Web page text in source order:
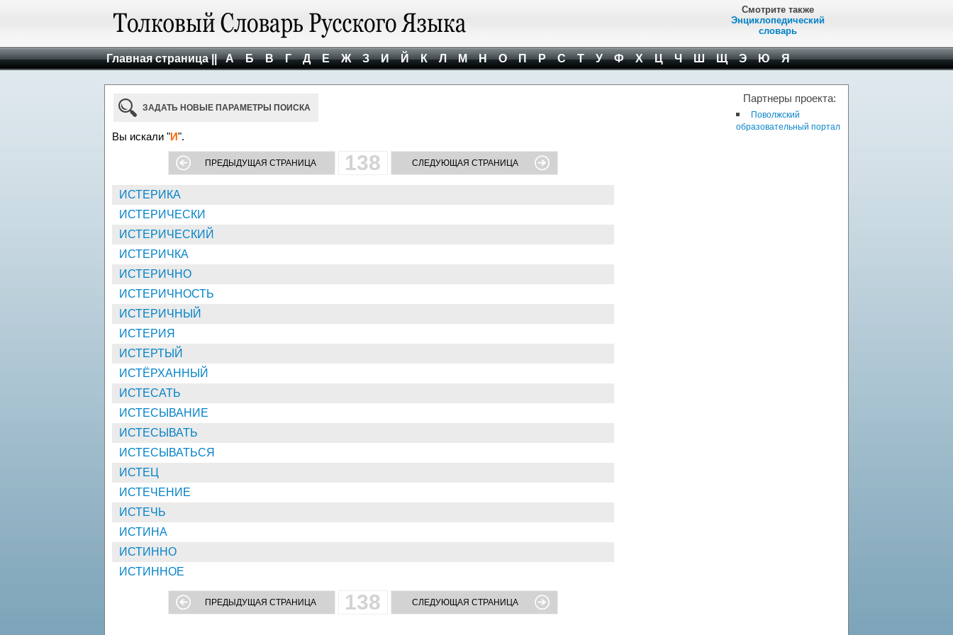
Смотрите также
Энциклопедический
словарь
Главная страница || А Б В Г Д Е Ж З И Й К Л М Н О П Р С Т У Ф Х Ц Ч Ш Щ Э Ю Я
ЗАДАТЬ НОВЫЕ ПАРАМЕТРЫ ПОИСКА
Вы искали "И".
ПРЕДЫДУЩАЯ СТРАНИЦА 138 СЛЕДУЮЩАЯ СТРАНИЦА
ИСТЕРИКА
ИСТЕРИЧЕСКИ
ИСТЕРИЧЕСКИЙ
ИСТЕРИЧКА
ИСТЕРИЧНО
ИСТЕРИЧНОСТЬ
ИСТЕРИЧНЫЙ
ИСТЕРИЯ
ИСТЕРТЫЙ
ИСТЁРХАННЫЙ
ИСТЕСАТЬ
ИСТЕСЫВАНИЕ
ИСТЕСЫВАТЬ
ИСТЕСЫВАТЬСЯ
ИСТЕЦ
ИСТЕЧЕНИЕ
ИСТЕЧЬ
ИСТИНА
ИСТИННО
ИСТИННОЕ
ПРЕДЫДУЩАЯ СТРАНИЦА 138 СЛЕДУЮЩАЯ СТРАНИЦА
Партнеры проекта:
Поволжский
образовательный портал